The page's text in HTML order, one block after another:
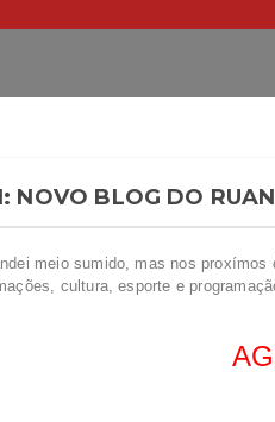
NOVO BLOG DO
meio sumido, mas nos
cultura, esporte e